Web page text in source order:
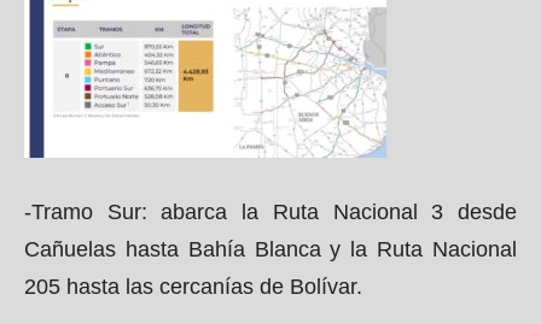
-Tramo Sur: abarca la Ruta Nacional 3 desde
Cañuelas hasta Bahía Blanca y la Ruta Nacional
205 hasta las cercanías de Bolívar.